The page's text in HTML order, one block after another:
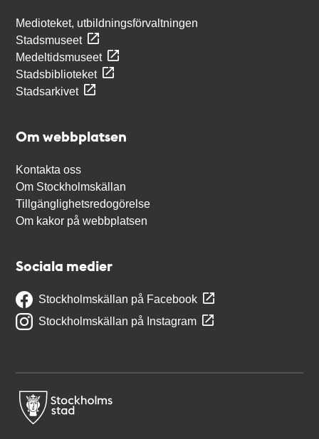
Medioteket, utbildningsförvaltningen
Stadsmuseet
Medeltidsmuseet
Stadsbiblioteket
Stadsarkivet
Om webbplatsen
Kontakta oss
Om Stockholmskällan
Tillgänglighetsredogörelse
Om kakor på webbplatsen
Sociala medier
Stockholmskällan på Facebook
Stockholmskällan på Instagram